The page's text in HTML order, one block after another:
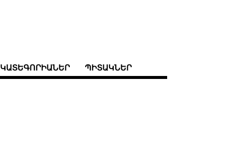
ԿԱՏԵԳՈՐԻԱՆԵՐ ՊԻՏԱԿՆԵՐ